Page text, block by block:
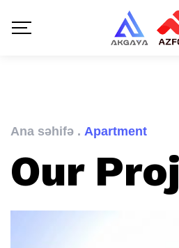
Ana səhifə . Apartment
Our